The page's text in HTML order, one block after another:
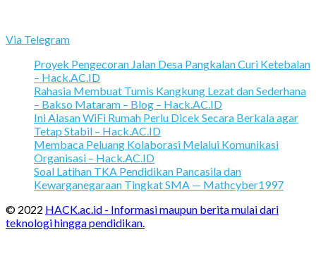
Via Telegram
Proyek Pengecoran Jalan Desa Pangkalan Curi Ketebalan
– Hack.AC.ID
Rahasia Membuat Tumis Kangkung Lezat dan Sederhana
– Bakso Mataram – Blog – Hack.AC.ID
Ini Alasan WiFi Rumah Perlu Dicek Secara Berkala agar
Tetap Stabil – Hack.AC.ID
Membaca Peluang Kolaborasi Melalui Komunikasi
Organisasi – Hack.AC.ID
Soal Latihan TKA Pendidikan Pancasila dan
Kewarganegaraan Tingkat SMA — Mathcyber1997
© 2022 HACK.ac.id - Informasi maupun berita mulai dari
teknologi hingga pendidikan.